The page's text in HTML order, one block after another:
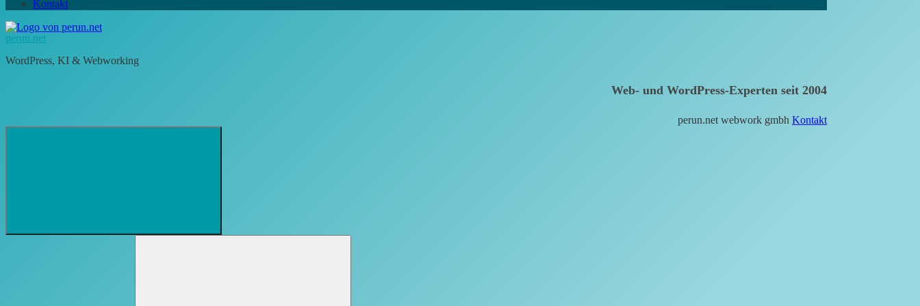
Kontakt
perun.net
WordPress, KI & Webworking
Web- und WordPress-Experten seit 2004
perun.net webwork gmbh Kontakt
Suchformular